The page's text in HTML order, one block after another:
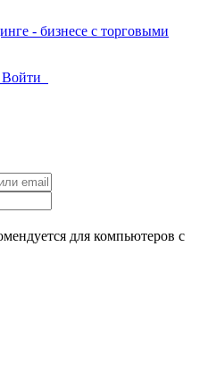
Войти
для компьютеров с